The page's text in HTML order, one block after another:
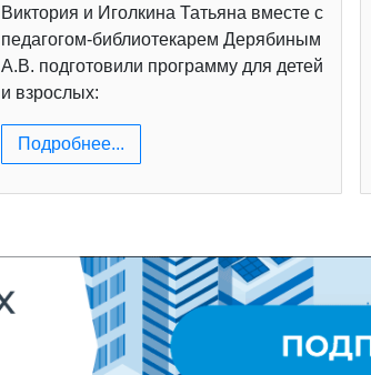
Виктория и Иголкина Татьяна вместе с
педагогом-библиотекарем Дерябиным
А.В. подготовили программу для детей
и взрослых:
Подробнее...